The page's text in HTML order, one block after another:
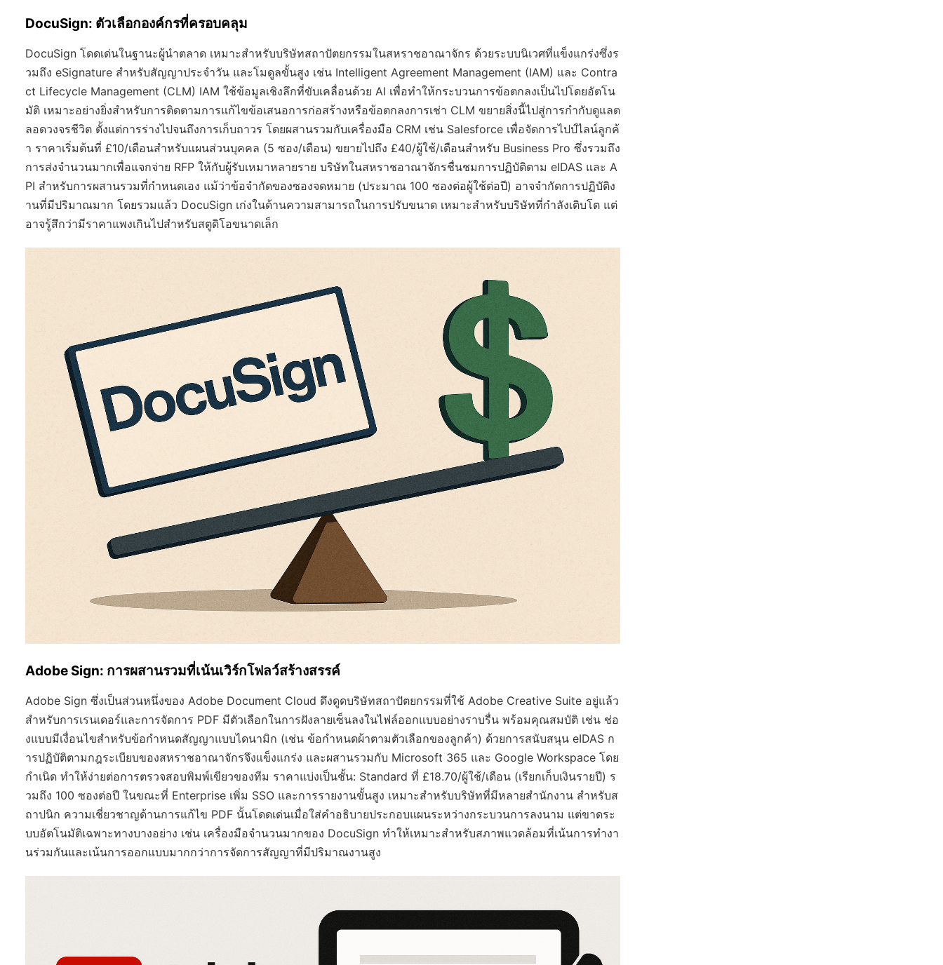
DocuSign: ตัวเลือกองค์กรที่ครอบคลุม
DocuSign โดดเด่นในฐานะผู้นำตลาด เหมาะสำหรับบริษัทสถาปัตยกรรมในสหราชอาณาจักร ด้วยระบบนิเวศที่แข็งแกร่งซึ่งร
วมถึง eSignature สำหรับสัญญาประจำวัน และโมดูลขั้นสูง เช่น Intelligent Agreement Management (IAM) และ Contra
ct Lifecycle Management (CLM) IAM ใช้ข้อมูลเชิงลึกที่ขับเคลื่อนด้วย AI เพื่อทำให้กระบวนการข้อตกลงเป็นไปโดยอัตโน
มัติ เหมาะอย่างยิ่งสำหรับการติดตามการแก้ไขข้อเสนอการก่อสร้างหรือข้อตกลงการเช่า CLM ขยายสิ่งนี้ไปสู่การกำกับดูแลต
ลอดวงจรชีวิต ตั้งแต่การร่างไปจนถึงการเก็บถาวร โดยผสานรวมกับเครื่องมือ CRM เช่น Salesforce เพื่อจัดการไปป์ไลน์ลูกค้
า ราคาเริ่มต้นที่ £10/เดือนสำหรับแผนส่วนบุคคล (5 ซอง/เดือน) ขยายไปถึง £40/ผู้ใช้/เดือนสำหรับ Business Pro ซึ่งรวมถึง
การส่งจำนวนมากเพื่อแจกจ่าย RFP ให้กับผู้รับเหมาหลายราย บริษัทในสหราชอาณาจักรชื่นชมการปฏิบัติตาม eIDAS และ A
PI สำหรับการผสานรวมที่กำหนดเอง แม้ว่าข้อจำกัดของซองจดหมาย (ประมาณ 100 ซองต่อผู้ใช้ต่อปี) อาจจำกัดการปฏิบัติง
านที่มีปริมาณมาก โดยรวมแล้ว DocuSign เก่งในด้านความสามารถในการปรับขนาด เหมาะสำหรับบริษัทที่กำลังเติบโต แต่
อาจรู้สึกว่ามีราคาแพงเกินไปสำหรับสตูดิโอขนาดเล็ก
Adobe Sign: การผสานรวมที่เน้นเวิร์กโฟลว์สร้างสรรค์
Adobe Sign ซึ่งเป็นส่วนหนึ่งของ Adobe Document Cloud ดึงดูดบริษัทสถาปัตยกรรมที่ใช้ Adobe Creative Suite อยู่แล้ว
สำหรับการเรนเดอร์และการจัดการ PDF มีตัวเลือกในการฝังลายเซ็นลงในไฟล์ออกแบบอย่างราบรื่น พร้อมคุณสมบัติ เช่น ช่อ
งแบบมีเงื่อนไขสำหรับข้อกำหนดสัญญาแบบไดนามิก (เช่น ข้อกำหนดผ้าตามตัวเลือกของลูกค้า) ด้วยการสนับสนุน eIDAS ก
ารปฏิบัติตามกฎระเบียบของสหราชอาณาจักรจึงแข็งแกร่ง และผสานรวมกับ Microsoft 365 และ Google Workspace โดย
กำเนิด ทำให้ง่ายต่อการตรวจสอบพิมพ์เขียวของทีม ราคาแบ่งเป็นชั้น: Standard ที่ £18.70/ผู้ใช้/เดือน (เรียกเก็บเงินรายปี) ร
วมถึง 100 ซองต่อปี ในขณะที่ Enterprise เพิ่ม SSO และการรายงานขั้นสูง เหมาะสำหรับบริษัทที่มีหลายสำนักงาน สำหรับส
ถาปนิก ความเชี่ยวชาญด้านการแก้ไข PDF นั้นโดดเด่นเมื่อใส่คำอธิบายประกอบแผนระหว่างกระบวนการลงนาม แต่ขาดระ
บบอัตโนมัติเฉพาะทางบางอย่าง เช่น เครื่องมือจำนวนมากของ DocuSign ทำให้เหมาะสำหรับสภาพแวดล้อมที่เน้นการทำงา
นร่วมกันและเน้นการออกแบบมากกว่าการจัดการสัญญาที่มีปริมาณงานสูง